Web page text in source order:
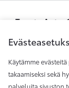
Toyota Auto-
Toyota Auto-
Käytämme
takaamiseksi sekä
palveluita sivuston